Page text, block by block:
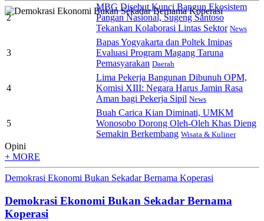
2
MBG Disebut Kunci Bangun Ekosistem
Pangan Nasional, Sugeng Santoso
Tekankan Kolaborasi Lintas Sektor News
3
Bapas Yogyakarta dan Poltek Imipas
Evaluasi Program Magang Taruna
Pemasyarakan Daerah
4
Lima Pekerja Bangunan Dibunuh OPM,
Komisi XIII: Negara Harus Jamin Rasa
Aman bagi Pekerja Sipil News
5
Buah Carica Kian Diminati, UMKM
Wonosobo Dorong Oleh-Oleh Khas Dieng
Semakin Berkembang Wisata & Kuliner
Opini
+ MORE
Demokrasi Ekonomi Bukan Sekadar Bernama Koperasi
Demokrasi Ekonomi Bukan Sekadar Bernama
Koperasi